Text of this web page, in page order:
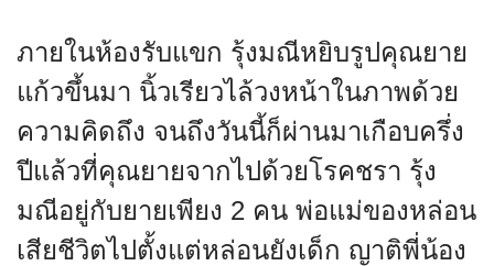
ภายในห้องรับแขก รุ้งมณีหยิบรูปคุณยาย
แก้วขึ้นมา นิ้วเรียวไล้วงหน้าในภาพด้วย
ความคิดถึง จนถึงวันนี้ก็ผ่านมาเกือบครึ่ง
ปีแล้วที่คุณยายจากไปด้วยโรคชรา รุ้ง
มณีอยู่กับยายเพียง 2 คน พ่อแม่ของหล่อน
เสียชีวิตไปตั้งแต่หล่อนยังเด็ก ญาติพี่น้อง